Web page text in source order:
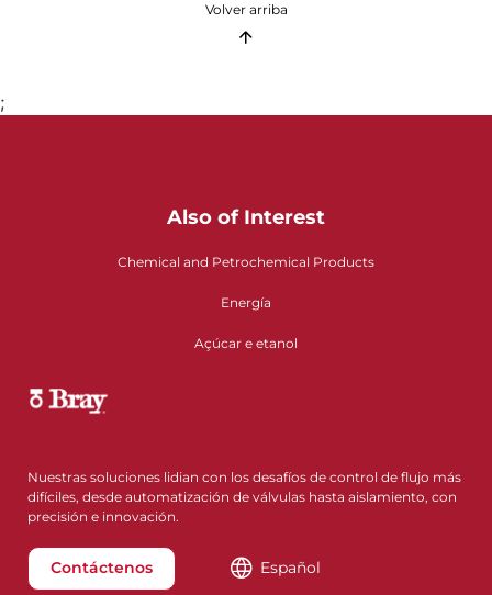
Volver arriba
;
Also of Interest
Chemical and Petrochemical Products
Energía
Açúcar e etanol
Nuestras soluciones lidian con los desafíos de control de flujo más
difíciles, desde automatización de válvulas hasta aislamiento, con
precisión e innovación.
Contáctenos Español